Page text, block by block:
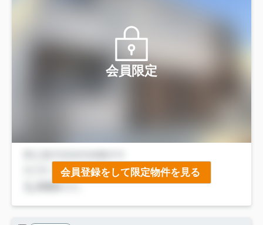
会員限定
会員登録をして限定物件を見る